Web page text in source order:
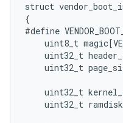
struct
{
#define
uint8_t magic[
uint32_t
uint32_t
uint32_t
uint32_t